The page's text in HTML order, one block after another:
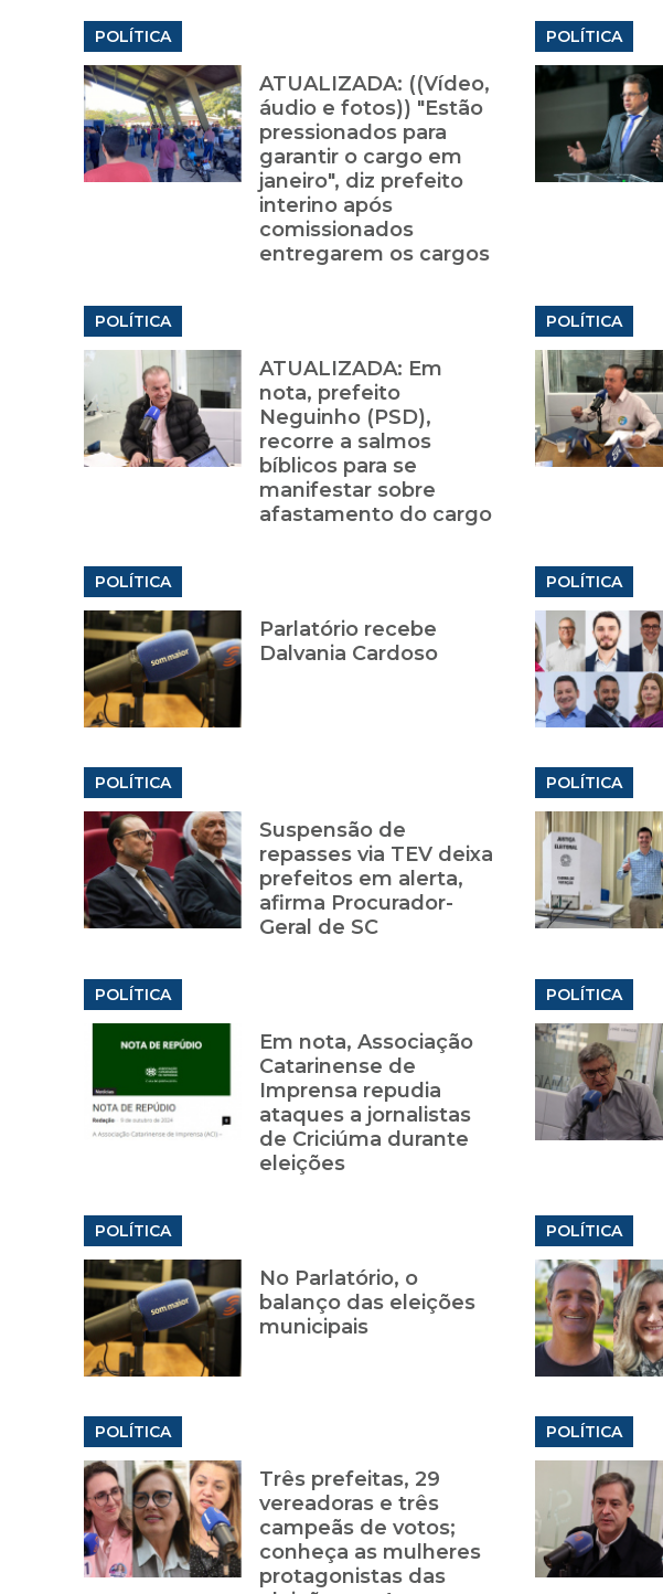
POLÍTICA
ATUALIZADA: ((Vídeo,
áudio e fotos)) "Estão
pressionados para
garantir o cargo em
janeiro", diz prefeito
interino após
comissionados
entregarem os cargos
POLÍTICA
POLÍTICA
ATUALIZADA: Em
nota, prefeito
Neguinho (PSD),
recorre a salmos
bíblicos para se
manifestar sobre
afastamento do cargo
POLÍTICA
POLÍTICA
Parlatório recebe
Dalvania Cardoso
POLÍTICA
POLÍTICA
Suspensão de
repasses via TEV deixa
prefeitos em alerta,
afirma Procurador-
Geral de SC
POLÍTICA
POLÍTICA
Em nota, Associação
Catarinense de
Imprensa repudia
ataques a jornalistas
de Criciúma durante
eleições
POLÍTICA
POLÍTICA
No Parlatório, o
balanço das eleições
municipais
POLÍTICA
POLÍTICA
Três prefeitas, 29
vereadoras e três
campeãs de votos;
conheça as mulheres
protagonistas das
POLÍTICA